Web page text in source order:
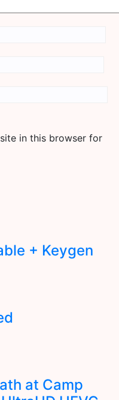
in this browser for
+ Keygen
at Camp